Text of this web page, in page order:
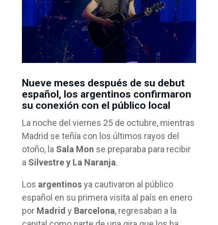
Nueve meses después de su debut
español, los argentinos confirmaron
su conexión con el público local
La noche del viernes 25 de octubre, mientras
Madrid se teñía con los últimos rayos del
otoño, la Sala Mon se preparaba para recibir
a Silvestre y La Naranja.
Los argentinosya cautivaron al público
español en su primera visita al país en enero
por Madrid y Barcelona, regresaban a la